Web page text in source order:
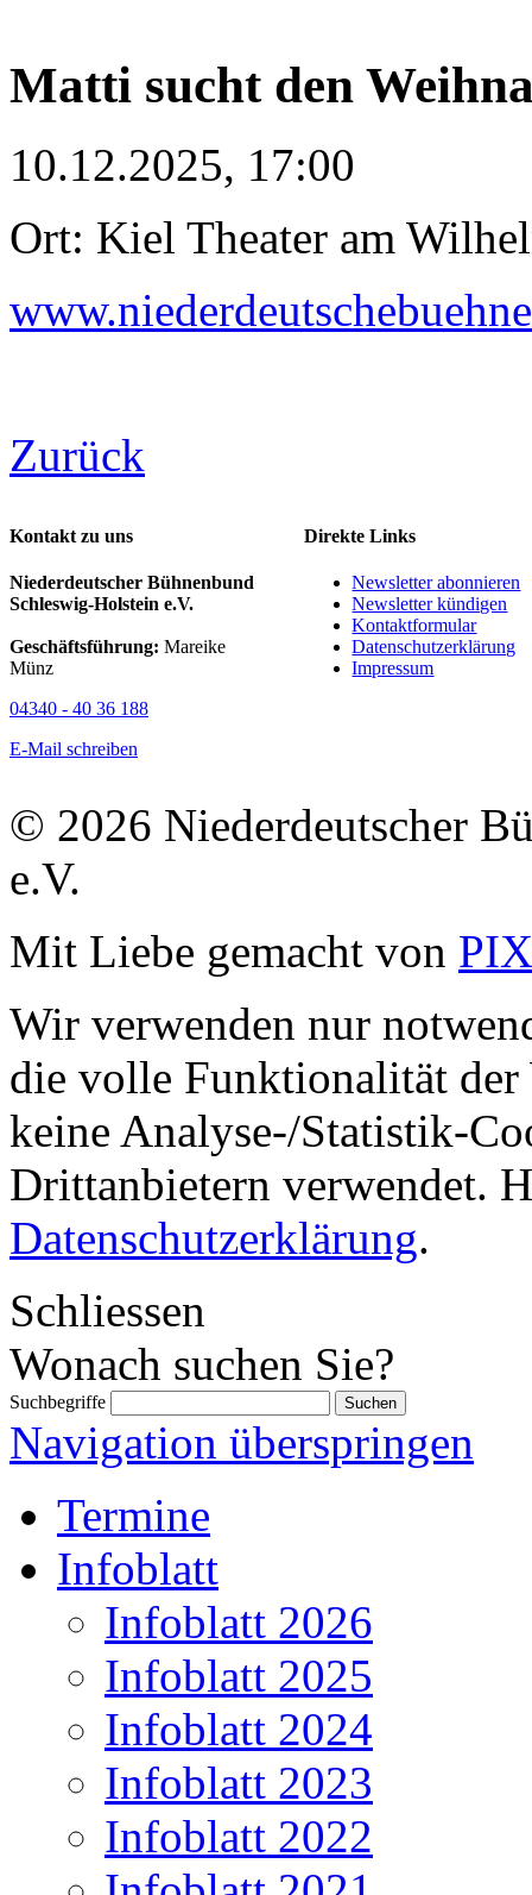
Matti sucht den
10.12.2025, 17:00
Ort: Kiel Theater am
Zurück
Kontakt zu uns
Niederdeutscher Bühnenbund
Schleswig-Holstein e.V.
Geschäftsführung: Mareike
Münz
04340 - 40 36 188
E-Mail schreiben
Direkte Links
Newsletter abonnieren
Newsletter kündigen
Kontaktformular
Datenschutzerklärung
Impressum
© 2026 Niederdeutscher
e.V.
Mit Liebe gemacht von
Wir verwenden nur
die volle Funktionalität der
keine Analyse-/Statistik-
Drittanbietern verwendet.
Datenschutzerklärung.
Schliessen
Wonach suchen Sie?
Suchbegriffe
Navigation überspringen
Termine
Infoblatt
Infoblatt 2026
Infoblatt 2025
Infoblatt 2024
Infoblatt 2023
Infoblatt 2022